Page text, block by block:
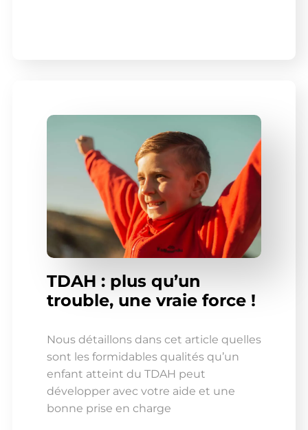
TDAH : plus qu’un
trouble, une vraie force !
Nous détaillons dans cet article quelles
sont les formidables qualités qu’un
enfant atteint du TDAH peut
développer avec votre aide et une
bonne prise en charge